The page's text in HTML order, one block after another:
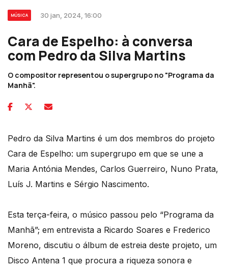
MÚSICA 30 jan, 2024, 16:00
Cara de Espelho: à conversa
com Pedro da Silva Martins
O compositor representou o supergrupo no "Programa da
Manhã".
Pedro da Silva Martins é um dos membros do projeto
Cara de Espelho: um supergrupo em que se une a
Maria Antónia Mendes, Carlos Guerreiro, Nuno Prata,
Luís J. Martins e Sérgio Nascimento.
Esta terça-feira, o músico passou pelo “Programa da
Manhã”; em entrevista a Ricardo Soares e Frederico
Moreno, discutiu o álbum de estreia deste projeto, um
Disco Antena 1 que procura a riqueza sonora e